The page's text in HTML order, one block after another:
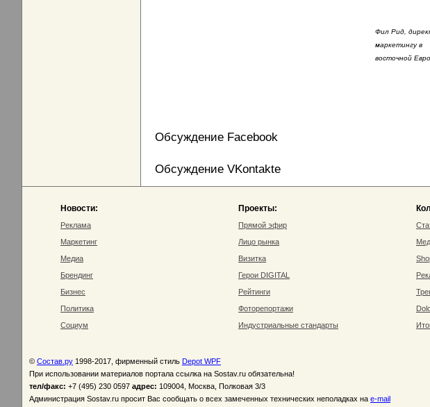
Фил Рид,
маркетингу в
восточной
Обсуждение Facebook
Обсуждение VKontakte
Новости:
Реклама
Маркетинг
Медиа
Брендинг
Бизнес
Политика
Социум
Проекты:
Прямой эфир
Лицо рынка
Визитка
Герои DIGITAL
Рейтинги
Фоторепортажи
Индустриальные стандарты
© Состав.ру 1998-2017, фирменный стиль Depot WPF
При использовании материалов портала ссылка на Sostav.ru обязательна!
тел/факс: +7 (495) 230 0597 адрес: 109004, Москва, Полковая 3/3
Администрация Sostav.ru просит Вас сообщать о всех замеченных технических неполадках на e-mail